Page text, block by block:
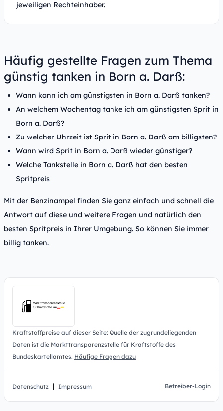
jeweiligen Rechteinhaber.
Häufig gestellte Fragen zum Thema
günstig tanken in Born a. Darß:
Wann kann ich am günstigsten in Born a. Darß tanken?
An welchem Wochentag tanke ich am günstigsten Sprit in
Born a. Darß?
Zu welcher Uhrzeit ist Sprit in Born a. Darß am billigsten?
Wann wird Sprit in Born a. Darß wieder günstiger?
Welche Tankstelle in Born a. Darß hat den besten
Spritpreis
Mit der Benzinampel finden Sie ganz einfach und schnell die
Antwort auf diese und weitere Fragen und natürlich den
besten Spritpreis in Ihrer Umgebung. So können Sie immer
billig tanken.
Kraftstoffpreise auf dieser Seite: Quelle der zugrundeliegenden
Daten ist die Markttransparenzstelle für Kraftstoffe des
Bundeskartellamtes. Häufige Fragen dazu
Datenschutz | Impressum Betreiber-Login